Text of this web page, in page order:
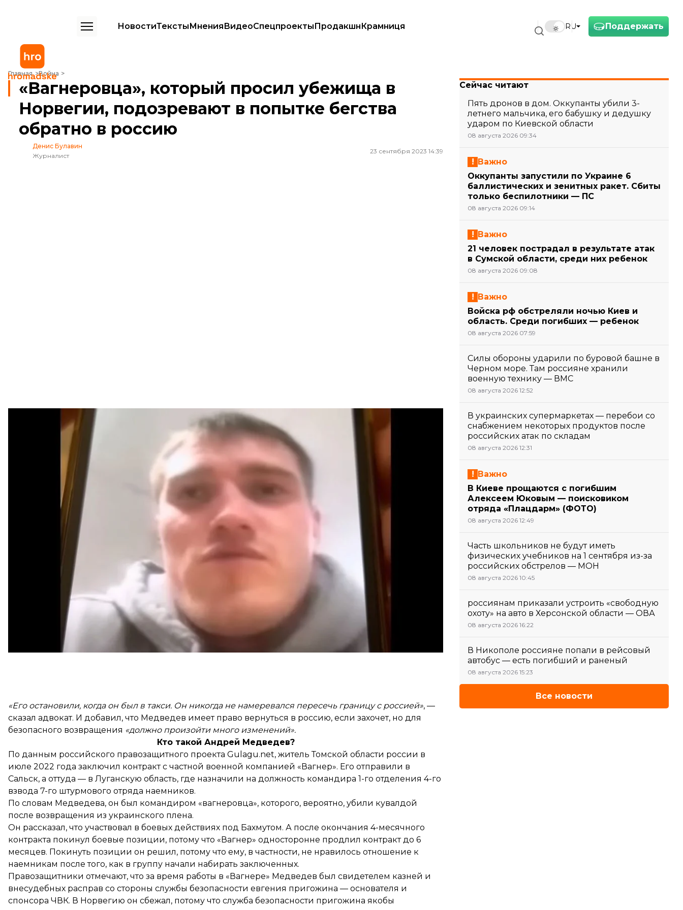
Поддержать
RU
НовостиТекстыМненияВидеоСпецпроектыПродакшнКрамниця
Главная Война
«Вагнеровца», который просил убежища в Норвегии, подозревают в попытке бегства обратно в россию
«Вагнеровца», который просил убежища в
Норвегии, подозревают в попытке бегства
обратно в россию
Денис Булавин
Журналист
23 сентября 2023 14:39
Бывший командир одного из отделов ЧВК «Вагнера» Андрей Медведев
Скриншот / Gulagu.net
Норвежская полиция арестовала бывшего командира одного из отделов ЧВК «Вагнера» Андрея
Медведева по подозрению в нелегальном пересечении границы обратно в россию после того, как
в начале этого года он попросил убежища в Норвегии.
пишет
Reuters.
Полиция сообщила, что 20-летнего мужчину задержали за попытку незаконного пересечения
российской границы, но не назвала его имени. Офицер местной полиции отказался назвать
арестованного.
Адвокат Медведева назвал арест «недоразумением». По его словам, «вагнеровец» якобы не
приближался к границе. В то же время Медведев, мол, пытался найти место, где он пересек
границу в январе, когда бежал из россии в Норвегию.
«Его остановили, когда он был в такси. Он никогда не намеревался пересечь границу с россией», —
сказал адвокат. И добавил, что Медведев имеет право вернуться в россию, если захочет, но для
безопасного возвращения «должно произойти много изменений».
Кто такой Андрей Медведев?
По данным российского правозащитного проекта Gulagu.net, житель Томской области россии в
июле 2022 года заключил контракт с частной военной компанией «Вагнер». Его отправили в
Сальск, а оттуда — в Луганскую область, где назначили на должность командира 1-го отделения 4-го
взвода 7-го штурмового отряда наемников.
По словам Медведева, он был командиром «вагнеровца», которого, вероятно, убили кувалдой
после возвращения из украинского плена.
Он рассказал, что участвовал в боевых действиях под Бахмутом. А после окончания 4-месячного
контракта покинул боевые позиции, потому что «Вагнер» односторонне продлил контракт до 6
месяцев. Покинуть позиции он решил, потому что ему, в частности, не нравилось отношение к
наемникам после того, как в группу начали набирать заключенных.
Правозащитники отмечают, что за время работы в «Вагнере» Медведев был свидетелем казней и
внесудебных расправ со стороны службы безопасности евгения пригожина — основателя и
спонсора ЧВК. В Норвегию он сбежал, потому что служба безопасности пригожина якобы
Сейчас читают
Пять дронов в дом. Оккупанты убили 3-
летнего мальчика, его бабушку и дедушку
ударом по Киевской области
08 августа 2026 09:34
Важно
Оккупанты запустили по Украине 6
баллистических и зенитных ракет. Сбиты
только беспилотники — ПС
08 августа 2026 09:14
Важно
21 человек пострадал в результате атак
в Сумской области, среди них ребенок
08 августа 2026 09:08
Важно
Войска рф обстреляли ночью Киев и
область. Среди погибших — ребенок
08 августа 2026 07:59
Силы обороны ударили по буровой башне в
Черном море. Там россияне хранили
военную технику — ВМС
08 августа 2026 12:52
В украинских супермаркетах — перебои со
снабжением некоторых продуктов после
российских атак по складам
08 августа 2026 12:31
Важно
В Киеве прощаются с погибшим
Алексеем Юковым — поисковиком
отряда «Плацдарм» (ФОТО)
08 августа 2026 12:49
Часть школьников не будут иметь
физических учебников на 1 сентября из-за
российских обстрелов — МОН
08 августа 2026 10:45
россиянам приказали устроить «свободную
охоту» на авто в Херсонской области — ОВА
08 августа 2026 16:22
В Никополе россияне попали в рейсовый
автобус — есть погибший и раненый
08 августа 2026 15:23
Все новости